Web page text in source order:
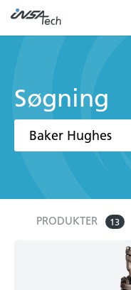
Søgning
PRODUKTER 13